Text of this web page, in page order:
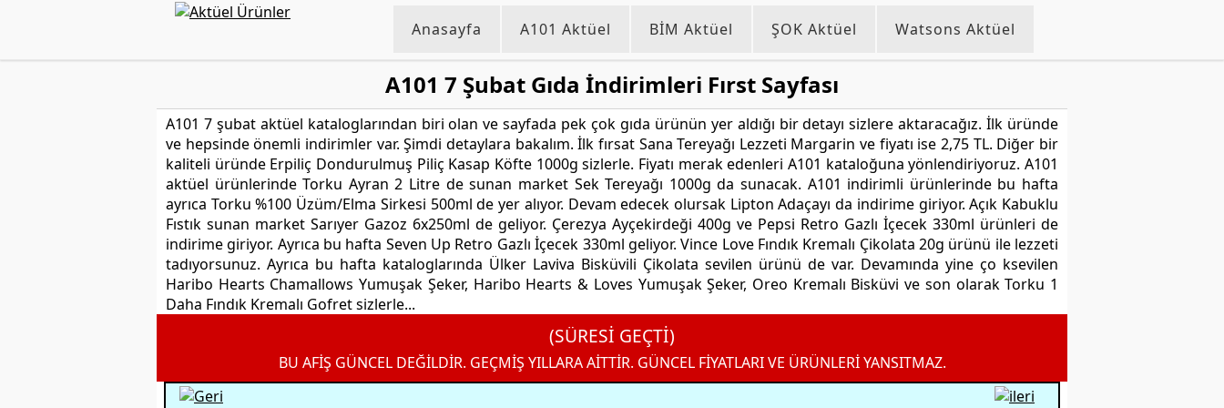
Anasayfa A101 Aktüel BİM Aktüel ŞOK Aktüel Watsons Aktüel
A101 7 Şubat Gıda İndirimleri Fırst Sayfası
A101 7 şubat aktüel kataloglarından biri olan ve sayfada pek çok gıda ürünün yer aldığı bir detayı sizlere aktaracağız. İlk üründe
ve hepsinde önemli indirimler var. Şimdi detaylara bakalım. İlk fırsat Sana Tereyağı Lezzeti Margarin ve fiyatı ise 2,75 TL. Diğer bir
kaliteli üründe Erpiliç Dondurulmuş Piliç Kasap Köfte 1000g sizlerle. Fiyatı merak edenleri A101 kataloğuna yönlendiriyoruz. A101
aktüel ürünlerinde Torku Ayran 2 Litre de sunan market Sek Tereyağı 1000g da sunacak. A101 indirimli ürünlerinde bu hafta
ayrıca Torku %100 Üzüm/Elma Sirkesi 500ml de yer alıyor. Devam edecek olursak Lipton Adaçayı da indirime giriyor. Açık Kabuklu
Fıstık sunan market Sarıyer Gazoz 6x250ml de geliyor. Çerezya Ayçekirdeği 400g ve Pepsi Retro Gazlı İçecek 330ml ürünleri de
indirime giriyor. Ayrıca bu hafta Seven Up Retro Gazlı İçecek 330ml geliyor. Vince Love Fındık Kremalı Çikolata 20g ürünü ile lezzeti
tadıyorsunuz. Ayrıca bu hafta kataloglarında Ülker Laviva Bisküvili Çikolata sevilen ürünü de var. Devamında yine ço ksevilen
Haribo Hearts Chamallows Yumuşak Şeker, Haribo Hearts & Loves Yumuşak Şeker, Oreo Kremalı Bisküvi ve son olarak Torku 1
Daha Fındık Kremalı Gofret sizlerle...
(SÜRESİ GEÇTİ)
BU AFİŞ GÜNCEL DEĞİLDİR. GEÇMİŞ YILLARA AİTTİR. GÜNCEL FİYATLARI VE ÜRÜNLERİ YANSITMAZ.